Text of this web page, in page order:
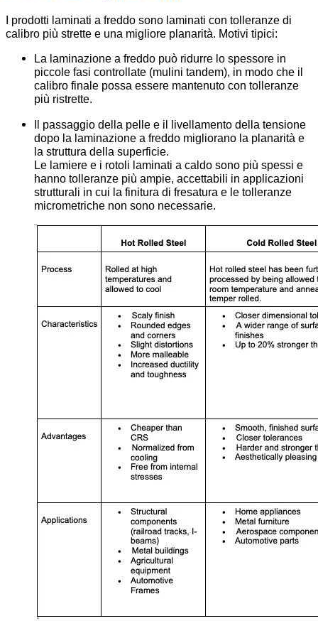
I prodotti laminati a freddo sono laminati con tolleranze di
calibro più strette e una migliore planarità. Motivi tipici:
La laminazione a freddo può ridurre lo spessore in
piccole fasi controllate (mulini tandem), in modo che il
calibro finale possa essere mantenuto con tolleranze
più ristrette.
Il passaggio della pelle e il livellamento della tensione
dopo la laminazione a freddo migliorano la planarità e
la struttura della superficie.
Le lamiere e i rotoli laminati a caldo sono più spessi e
hanno tolleranze più ampie, accettabili in applicazioni
strutturali in cui la finitura di fresatura e le tolleranze
micrometriche non sono necessarie.